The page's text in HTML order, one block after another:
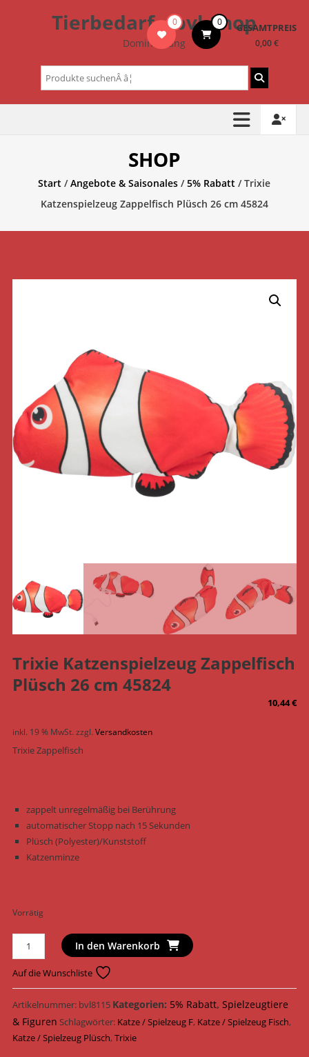
Tierbedarf – bvl-Shop
Dominik Lang
0 0 GESAMTPREIS
0,00 €
Suchen
nach:
SHOP
Start /Angebote & Saisonales /5% Rabatt / Trixie
Katzenspielzeug Zappelfisch Plüsch 26 cm 45824
Trixie Katzenspielzeug Zappelfisch
Plüsch 26 cm 45824
10,44€
inkl. 19 % MwSt.zzgl.Versandkosten
Trixie Zappelfisch
zappelt unregelmäßig bei Berührung
automatischer Stopp nach 15 Sekunden
Plüsch (Polyester)/Kunststoff
Katzenminze
Vorrätig
Trixie
Katzenspielzeug
Zappelfisch
Plüsch
26
cm
45824
In den Warenkorb
Auf die Wunschliste
Artikelnummer: bvl8115 Kategorien: 5% Rabatt, Spielzeugtiere
& Figuren Schlagwörter: Katze / Spielzeug F, Katze / Spielzeug Fisch,
Katze / Spielzeug Plüsch,Trixie